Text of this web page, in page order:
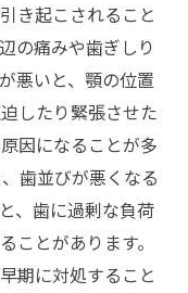
き起こされること
の痛みや歯ぎしり
悪いと、顎の位置
したり緊張させた
因になることが多
歯並びが悪くなる
、歯に過剰な負荷
ことがあります。
期に対処すること